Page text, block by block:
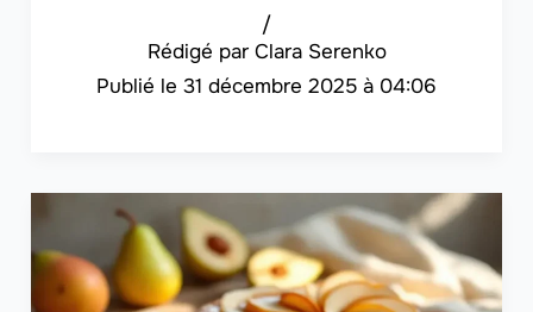
Clara Serenko
/
31 décembre 2025 à 04:06